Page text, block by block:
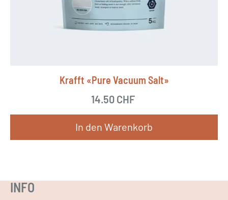
Krafft «Pure Vacuum Salt»
14.50 CHF
In den Warenkorb
INFO